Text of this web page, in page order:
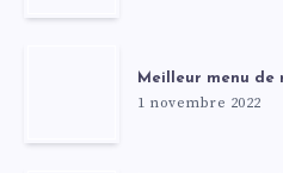
Meilleur menu de
1 novembre 2022